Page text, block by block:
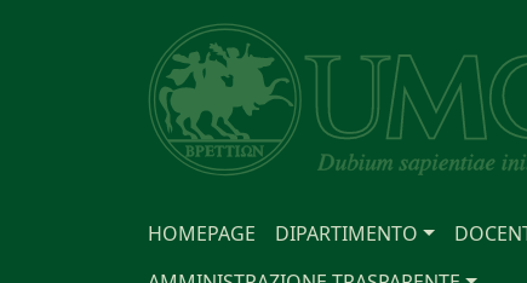
HOMEPAGE DIPARTIMENTO